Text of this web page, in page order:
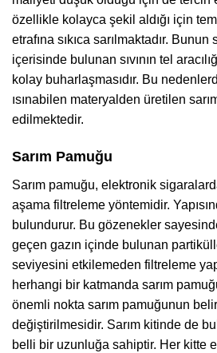
özellikle kolayca şekil aldığı için
etrafına sıkıca sarılmaktadır.
içerisinde bulunan sıvının tel
kolay buharlaşmasıdır. Bu
ısınabilen materyalden üretilen
edilmektedir.
Sarım Pamuğu
Sarım pamuğu, elektronik
aşama filtreleme yöntemidir.
bulundurur. Bu gözenekler
geçen gazın içinde bulunan
seviyesini etkilemeden filtreleme
herhangi bir katmanda sarım
önemli nokta sarım pamuğunun
değiştirilmesidir. Sarım kitinde de
belli bir uzunluğa sahiptir. Her kitte